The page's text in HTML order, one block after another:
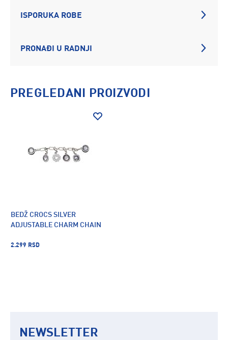
ISPORUKA ROBE
PRONAĐI U RADNJI
PREGLEDANI PROIZVODI
BEDŽ CROCS SILVER
ADJUSTABLE CHARM CHAIN
2.299 RSD
NEWSLETTER